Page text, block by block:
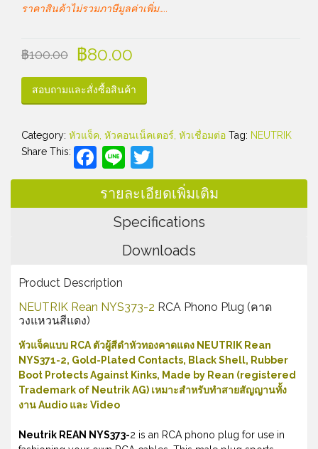
ราคาสินค้าไม่รวมภาษีมูลค่าเพิ่ม…..
฿100.00 ฿80.00
สอบถามและสั่งซื้อสินค้า
Category: หัวแจ็ค, หัวคอนเน็คเตอร์, หัวเชื่อมต่อ Tag: NEUTRIK
Share This:
Facebook
Line
รายละเอียดเพิ่มเติม
Specifications
Downloads
Product Description
NEUTRIK Rean NYS373-2 RCA Phono Plug (คาด
วงแหวนสีแดง)
หัวแจ็คแบบ RCA ตัวผู้สีดำหัวทองคาดแดง NEUTRIK Rean
NYS371-2, Gold-Plated Contacts, Black Shell, Rubber
Boot Protects Against Kinks, Made by Rean (registered
Trademark of Neutrik AG) เหมาะสำหรับทำสายสัญญานทั้ง
งาน Audio และ Video
Neutrik REAN NYS373-2 is an RCA phono plug for use in